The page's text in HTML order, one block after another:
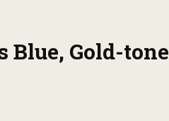
Blue, Gold-tone